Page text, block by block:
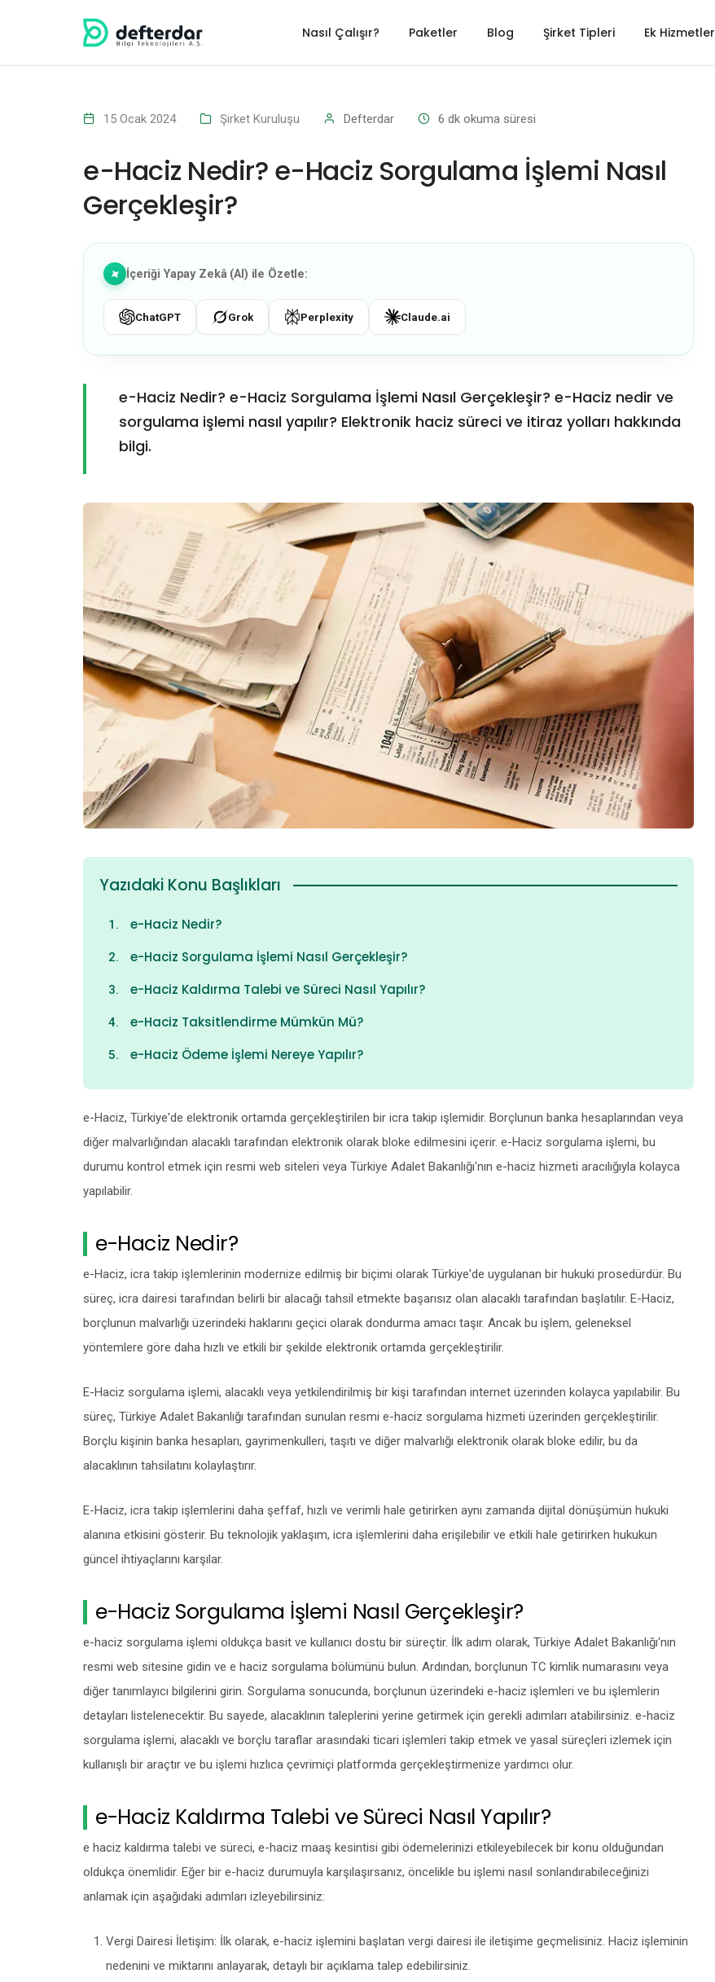
Nasıl Çalışır? Paketler Blog Şirket Tipleri Ek Hizmetler
15 Ocak 2024 Şirket Kuruluşu Defterdar 6 dk okuma süresi
e-Haciz Nedir? e-Haciz Sorgulama İşlemi Nasıl
Gerçekleşir?
İçeriği Yapay Zekâ (AI) ile Özetle:
ChatGPT Grok Perplexity Claude.ai
e-Haciz Nedir? e-Haciz Sorgulama İşlemi Nasıl Gerçekleşir? e-Haciz nedir ve
sorgulama işlemi nasıl yapılır? Elektronik haciz süreci ve itiraz yolları hakkında
bilgi.
Yazıdaki Konu Başlıkları
e-Haciz Nedir?
e-Haciz Sorgulama İşlemi Nasıl Gerçekleşir?
e-Haciz Kaldırma Talebi ve Süreci Nasıl Yapılır?
e-Haciz Taksitlendirme Mümkün Mü?
e-Haciz Ödeme İşlemi Nereye Yapılır?
e-Haciz, Türkiye'de elektronik ortamda gerçekleştirilen bir icra takip işlemidir. Borçlunun banka hesaplarından veya
diğer malvarlığından alacaklı tarafından elektronik olarak bloke edilmesini içerir. e-Haciz sorgulama işlemi, bu
durumu kontrol etmek için resmi web siteleri veya Türkiye Adalet Bakanlığı'nın e-haciz hizmeti aracılığıyla kolayca
yapılabilir.
e-Haciz Nedir?
e-Haciz, icra takip işlemlerinin modernize edilmiş bir biçimi olarak Türkiye'de uygulanan bir hukuki prosedürdür. Bu
süreç, icra dairesi tarafından belirli bir alacağı tahsil etmekte başarısız olan alacaklı tarafından başlatılır. E-Haciz,
borçlunun malvarlığı üzerindeki haklarını geçici olarak dondurma amacı taşır. Ancak bu işlem, geleneksel
yöntemlere göre daha hızlı ve etkili bir şekilde elektronik ortamda gerçekleştirilir.
E-Haciz sorgulama işlemi, alacaklı veya yetkilendirilmiş bir kişi tarafından internet üzerinden kolayca yapılabilir. Bu
süreç, Türkiye Adalet Bakanlığı tarafından sunulan resmi e-haciz sorgulama hizmeti üzerinden gerçekleştirilir.
Borçlu kişinin banka hesapları, gayrimenkulleri, taşıtı ve diğer malvarlığı elektronik olarak bloke edilir, bu da
alacaklının tahsilatını kolaylaştırır.
E-Haciz, icra takip işlemlerini daha şeffaf, hızlı ve verimli hale getirirken aynı zamanda dijital dönüşümün hukuki
alanına etkisini gösterir. Bu teknolojik yaklaşım, icra işlemlerini daha erişilebilir ve etkili hale getirirken hukukun
güncel ihtiyaçlarını karşılar.
e-Haciz Sorgulama İşlemi Nasıl Gerçekleşir?
e-haciz sorgulama işlemi oldukça basit ve kullanıcı dostu bir süreçtir. İlk adım olarak, Türkiye Adalet Bakanlığı'nın
resmi web sitesine gidin ve e haciz sorgulama bölümünü bulun. Ardından, borçlunun TC kimlik numarasını veya
diğer tanımlayıcı bilgilerini girin. Sorgulama sonucunda, borçlunun üzerindeki e-haciz işlemleri ve bu işlemlerin
detayları listelenecektir. Bu sayede, alacaklının taleplerini yerine getirmek için gerekli adımları atabilirsiniz. e-haciz
sorgulama işlemi, alacaklı ve borçlu taraflar arasındaki ticari işlemleri takip etmek ve yasal süreçleri izlemek için
kullanışlı bir araçtır ve bu işlemi hızlıca çevrimiçi platformda gerçekleştirmenize yardımcı olur.
e-Haciz Kaldırma Talebi ve Süreci Nasıl Yapılır?
e haciz kaldırma talebi ve süreci, e-haciz maaş kesintisi gibi ödemelerinizi etkileyebilecek bir konu olduğundan
oldukça önemlidir. Eğer bir e-haciz durumuyla karşılaşırsanız, öncelikle bu işlemi nasıl sonlandırabileceğinizi
anlamak için aşağıdaki adımları izleyebilirsiniz:
Vergi Dairesi İletişim: İlk olarak, e-haciz işlemini başlatan vergi dairesi ile iletişime geçmelisiniz. Haciz işleminin
nedenini ve miktarını anlayarak, detaylı bir açıklama talep edebilirsiniz.